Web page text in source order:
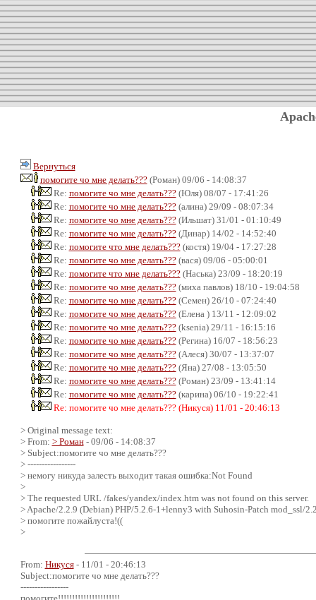
Вернуться
помогите чо мне делать???(Роман) 09/06 - 14:08:37
Re: помогите чо мне делать???(Юля) 08/07 - 17:41:26
Re: помогите чо мне делать???(алина) 29/09 - 08:07:34
Re: помогите чо мне делать???(Ильшат) 31/01 - 01:10:49
Re: помогите чо мне делать???(Динар) 14/02 - 14:52:40
Re: помогите что мне делать???(костя) 19/04 - 17:27:28
Re: помогите чо мне делать???(вася) 09/06 - 05:00:01
Re: помогите что мне делать???(Наська) 23/09 - 18:20:19
Re: помогите чо мне делать???(миха павлов) 18/10 - 19:04:58
Re: помогите чо мне делать???(Семен) 26/10 - 07:24:40
Re: помогите чо мне делать???(Елена ) 13/11 - 12:09:02
Re: помогите чо мне делать???(ksenia) 29/11 - 16:15:16
Re: помогите чо мне делать???(Регина) 16/07 - 18:56:23
Re: помогите чо мне делать???(Алеся) 30/07 - 13:37:07
Re: помогите чо мне делать???(Яна) 27/08 - 13:05:50
Re: помогите чо мне делать???(Роман) 23/09 - 13:41:14
Re: помогите чо мне делать???(карина) 06/10 - 19:22:41
Re: помогите чо мне делать??? (Никуся) 11/01 - 20:46:13
> Original message text:
> From: > Роман- 09/06 - 14:08:37
> Subject:помогите чо мне делать???
> -----------------
> немогу никуда залесть выходит такая ошибка:Not Found
>
> The requested URL /fakes/yandex/index.htm was not found on this server.
> Apache/2.2.9 (Debian) PHP/5.2.6-1+lenny3 with Suhosin-Patch mod_ssl/
> помогите пожайлуста!((
>
From: Никуся- 11/01 - 20:46:13
Subject:помогите чо мне делать???
-----------------